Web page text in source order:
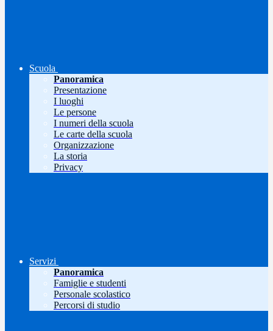
Scuola
Panoramica
Presentazione
I luoghi
Le persone
I numeri della scuola
Le carte della scuola
Organizzazione
La storia
Privacy
Servizi
Panoramica
Famiglie e studenti
Personale scolastico
Percorsi di studio